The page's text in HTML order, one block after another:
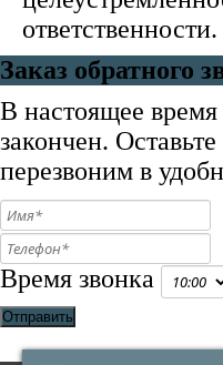
ответственности.
Заказ обратного
В настоящее
закончен.
перезвоним в
Время звонка
Отправить